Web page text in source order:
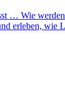
… Wie
erleben, wie